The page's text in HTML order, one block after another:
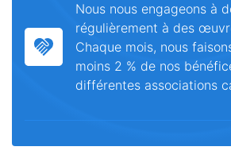
Nous nous engageons à
régulièrement à des
Chaque mois, nous
moins 2 % de nos
différentes associations